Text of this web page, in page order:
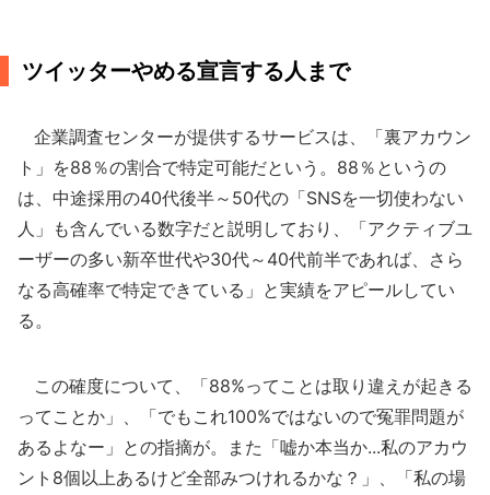
ツイッターやめる宣言する人まで
企業調査センターが提供するサービスは、「裏アカウン
ト」を88％の割合で特定可能だという。88％というの
は、中途採用の40代後半～50代の「SNSを一切使わない
人」も含んでいる数字だと説明しており、「アクティブユ
ーザーの多い新卒世代や30代～40代前半であれば、さら
なる高確率で特定できている」と実績をアピールしてい
る。
この確度について、「88%ってことは取り違えが起きる
ってことか」、「でもこれ100%ではないので冤罪問題が
あるよなー」との指摘が。また「嘘か本当か...私のアカウ
ント8個以上あるけど全部みつけれるかな？」、「私の場